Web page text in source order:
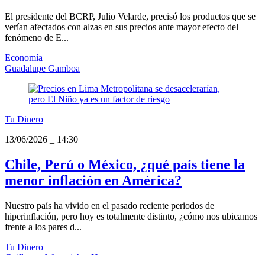
El presidente del BCRP, Julio Velarde, precisó los productos que se
verían afectados con alzas en sus precios ante mayor efecto del
fenómeno de E...
Economía
Guadalupe Gamboa
Tu Dinero
13/06/2026
14:30
Chile, Perú o México, ¿qué país tiene la
menor inflación en América?
Nuestro país ha vivido en el pasado reciente periodos de
hiperinflación, pero hoy es totalmente distinto, ¿cómo nos ubicamos
frente a los pares d...
Tu Dinero